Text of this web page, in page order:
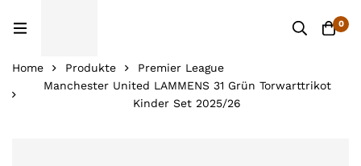
0
Home Produkte
Premier League
Manchester United LAMMENS 31 Grün Torwarttrikot
Kinder Set 2025/26